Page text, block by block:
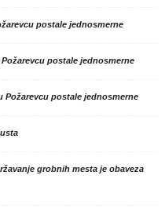
postale jednosmerne
postale jednosmerne
Požarevcu postale jednosmerne
grobnih mesta je obaveza